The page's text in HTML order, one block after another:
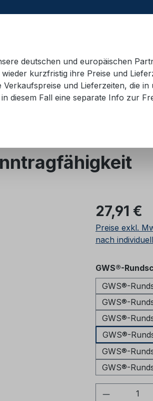
Hebetechnik ADR-
Regulärer Preis:
27,91 €
Preise exkl.
nach
GWS®-
GWS®-
GWS®-
GWS®-
GWS®-
GWS®-
GWS®-
Produkt
deutschen und europäischen
kurzfristig ihre Preise und
und Lieferzeiten, die in
diesem Fall eine separate Info zur